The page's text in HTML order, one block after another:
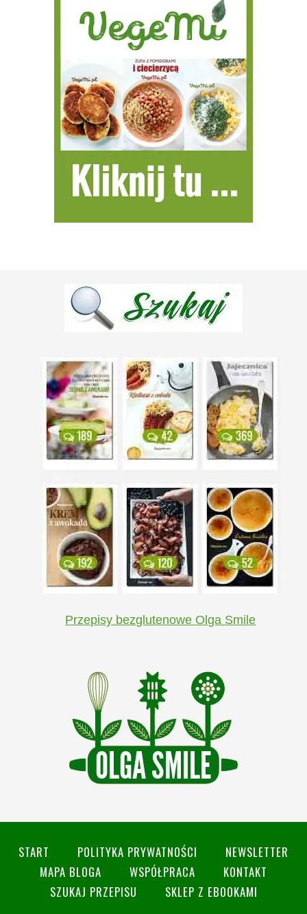
Przepisy bezglutenowe Olga Smile
START POLITYKA PRYWATNOŚCI
NEWSLETTER
MAPA BLOGA
WSPÓŁPRACA
KONTAKT
SZUKAJ PRZEPISU
SKLEP Z EBOOKAMI